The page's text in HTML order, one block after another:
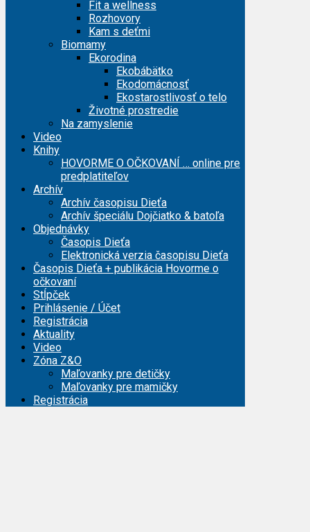
Fit a wellness
Rozhovory
Kam s deťmi
Biomamy
Ekorodina
Ekobábätko
Ekodomácnosť
Ekostarostlivosť o telo
Životné prostredie
Na zamyslenie
Video
Knihy
HOVORME O OČKOVANÍ … online pre
predplatiteľov
Archív
Archív časopisu Dieťa
Archív špeciálu Dojčiatko & batoľa
Objednávky
Časopis Dieťa
Elektronická verzia časopisu Dieťa
Časopis Dieťa + publikácia Hovorme o
očkovaní
Stĺpček
Prihlásenie / Účet
Registrácia
Aktuality
Video
Zóna Z&O
Maľovanky pre detičky
Maľovanky pre mamičky
Registrácia